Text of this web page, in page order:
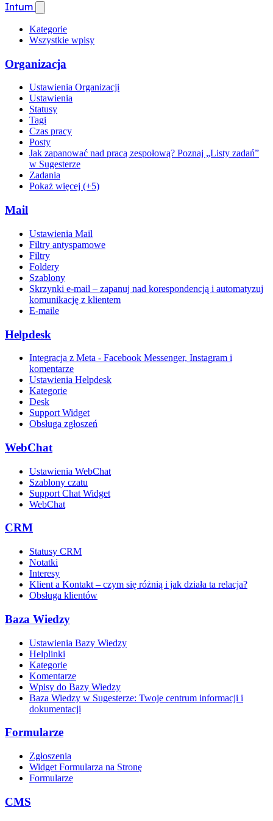
Intum
Kategorie
Wszystkie wpisy
Organizacja
Ustawienia Organizacji
Ustawienia
Statusy
Tagi
Czas pracy
Posty
Jak zapanować nad pracą zespołową? Poznaj „Listy zadań”
w Sugesterze
Zadania
Pokaż więcej (+5)
Mail
Ustawienia Mail
Filtry antyspamowe
Filtry
Foldery
Szablony
Skrzynki e-mail – zapanuj nad korespondencją i automatyzuj
komunikację z klientem
E-maile
Helpdesk
Integracja z Meta - Facebook Messenger, Instagram i
komentarze
Ustawienia Helpdesk
Kategorie
Desk
Support Widget
Obsługa zgłoszeń
WebChat
Ustawienia WebChat
Szablony czatu
Support Chat Widget
WebChat
CRM
Statusy CRM
Notatki
Interesy
Klient a Kontakt – czym się różnią i jak działa ta relacja?
Obsługa klientów
Baza Wiedzy
Ustawienia Bazy Wiedzy
Helplinki
Kategorie
Komentarze
Wpisy do Bazy Wiedzy
Baza Wiedzy w Sugesterze: Twoje centrum informacji i
dokumentacji
Formularze
Zgłoszenia
Widget Formularza na Stronę
Formularze
CMS